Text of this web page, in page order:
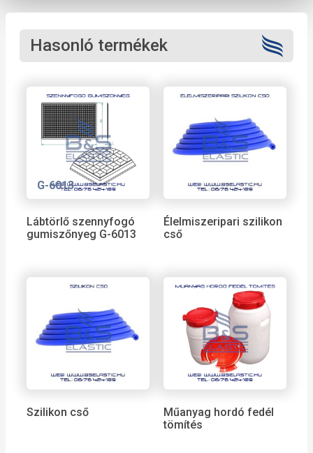
Hasonló termékek
G-6013
Lábtörlő szennyfogó
gumiszőnyeg G-6013
Élelmiszeripari szilikon
cső
Szilikon cső
Műanyag hordó fedél
tömítés